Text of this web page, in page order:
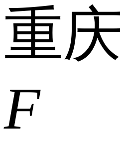
重庆
F